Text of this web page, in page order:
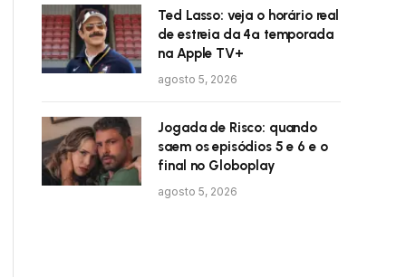
Ted Lasso: veja o horário real
de estreia da 4ª temporada
na Apple TV+
agosto 5, 2026
Jogada de Risco: quando
saem os episódios 5 e 6 e o
final no Globoplay
agosto 5, 2026